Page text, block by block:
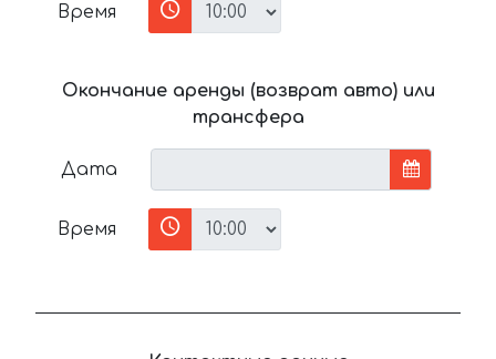
Время
Окончание аренды (возврат авто) или
трансфера
Дата
Время